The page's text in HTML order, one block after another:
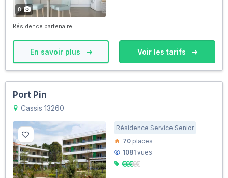
8
Résidence partenaire
En savoir plus Voir les tarifs
Port Pin
Cassis 13260
Résidence Service Senior
70 places
1081 vues